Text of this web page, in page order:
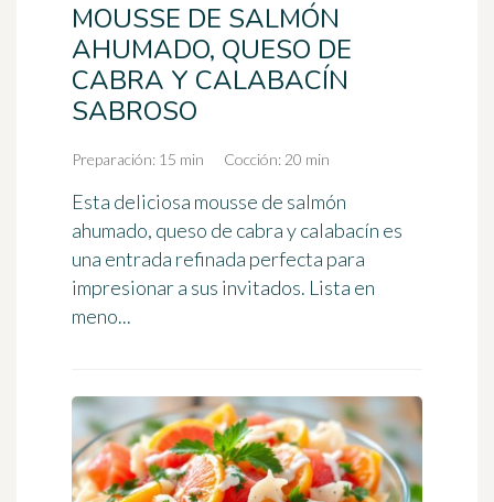
MOUSSE DE SALMÓN
AHUMADO, QUESO DE
CABRA Y CALABACÍN
SABROSO
Preparación: 15 min Cocción: 20 min
Esta deliciosa mousse de salmón
ahumado, queso de cabra y calabacín es
una entrada refinada perfecta para
impresionar a sus invitados. Lista en
meno...